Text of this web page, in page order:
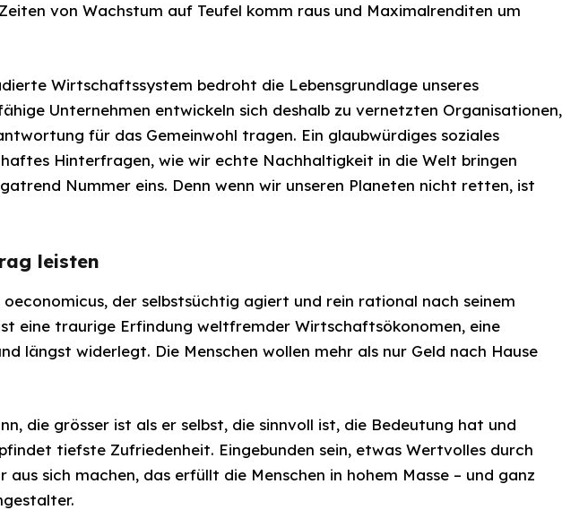
von Wachstum auf Teufel komm raus und Maximalrenditen um
Wirtschaftssystem bedroht die Lebensgrundlage unseres
Unternehmen entwickeln sich deshalb zu vernetzten Organisationen,
für das Gemeinwohl tragen. Ein glaubwürdiges soziales
Hinterfragen, wie wir echte Nachhaltigkeit in die Welt bringen
Nummer eins. Denn wenn wir unseren Planeten nicht retten, ist
leisten
der selbstsüchtig agiert und rein rational nach seinem
eine traurige Erfindung weltfremder Wirtschaftsökonomen, eine
längst widerlegt. Die Menschen wollen mehr als nur Geld nach Hause
die grösser ist als er selbst, die sinnvoll ist, die Bedeutung hat und
tiefste Zufriedenheit. Eingebunden sein, etwas Wertvolles durch
aus sich machen, das erfüllt die Menschen in hohem Masse – und ganz